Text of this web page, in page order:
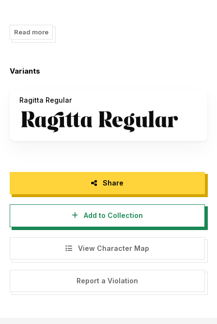
license:
https://letterena.com/product/ragitta/
- For Corporate use you have to purchase Corporate
- If you need a custom license please contact us at
storytypestudio@gmail.com
Please visit our store for more amazing fonts :
INDONESIA:
Dengan meng-install font ini, dan membaca persyaratan ini,
anda dianggap mengerti dan menyetujui semua syarat dan
Read more
Variants
Ragitta Regular
Share
Add to Collection
View Character Map
Report a Violation